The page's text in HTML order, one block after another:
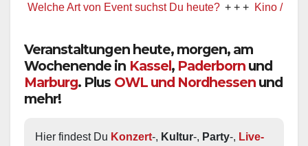
Art von Event suchst Du heute? + + + Kino / Film + + +
Veranstaltungen heute, morgen, am
Wochenende in Kassel, Paderborn und
Marburg. Plus OWL und Nordhessen und
mehr!
Hier findest Du Konzert-, Kultur-, Party-, Live-